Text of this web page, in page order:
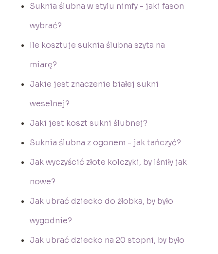
Suknia ślubna w stylu nimfy - jaki fason
wybrać?
Ile kosztuje suknia ślubna szyta na
miarę?
Jakie jest znaczenie białej sukni
weselnej?
Jaki jest koszt sukni ślubnej?
Suknia ślubna z ogonem - jak tańczyć?
Jak wyczyścić złote kolczyki, by lśniły jak
nowe?
Jak ubrać dziecko do żłobka, by było
wygodnie?
Jak ubrać dziecko na 20 stopni, by było